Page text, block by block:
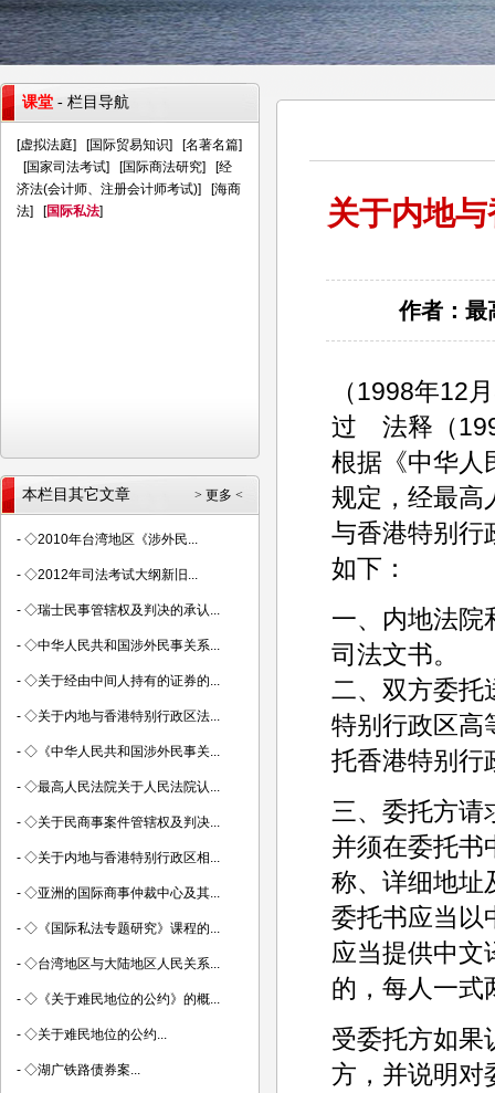
关于内地
作者：最
（1998年12
过 法释（
根据《中华人
规定，经最高
与香港特别行
如下：
一、内地法院
司法文书。
二、双方委托
特别行政区高
托香港特别行
三、委托方请
并须在委托书
称、详细地址
委托书应当以
应当提供中文
的，每人一式
受委托方如果
方，并说明对
课堂 - 栏目导航
[虚拟法庭] [国际贸易知识] [名著名篇]
[国家司法考试] [国际商法研究] [经
济法(会计师、注册会计师考试)] [海商
法] [国际私法]
> 更多 <
本栏目其它文章
- ◇2010年台湾地区《涉外民...
- ◇2012年司法考试大纲新旧...
- ◇瑞士民事管辖权及判决的承认...
- ◇中华人民共和国涉外民事关系...
- ◇关于经由中间人持有的证券的...
- ◇关于内地与香港特别行政区法...
- ◇《中华人民共和国涉外民事关...
- ◇最高人民法院关于人民法院认...
- ◇关于民商事案件管辖权及判决...
- ◇关于内地与香港特别行政区相...
- ◇亚洲的国际商事仲裁中心及其...
- ◇《国际私法专题研究》课程的...
- ◇台湾地区与大陆地区人民关系...
- ◇《关于难民地位的公约》的概...
- ◇关于难民地位的公约...
- ◇湖广铁路债券案...